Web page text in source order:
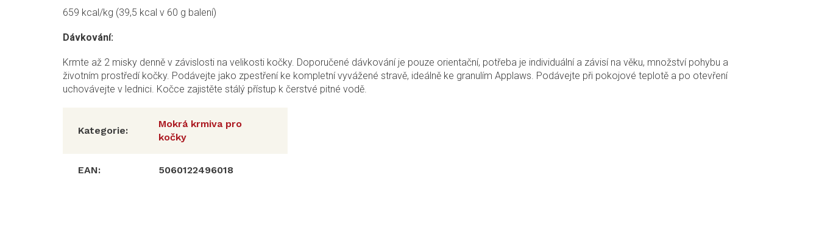
659 kcal/kg (39,5 kcal v 60 g balení)
Dávkování:
Krmte až 2 misky denně v závislosti na velikosti kočky. Doporučené dávkování je pouze orientační, potřeba je individuální a závisí na věku, množství pohybu a
životním prostředí kočky. Podávejte jako zpestření ke kompletní vyvážené stravě, ideálně ke granulím Applaws. Podávejte při pokojové teplotě a po otevření
uchovávejte v lednici. Kočce zajistěte stálý přístup k čerstvé pitné vodě.
Kategorie:
Mokrá krmiva pro
kočky
EAN: 5060122496018